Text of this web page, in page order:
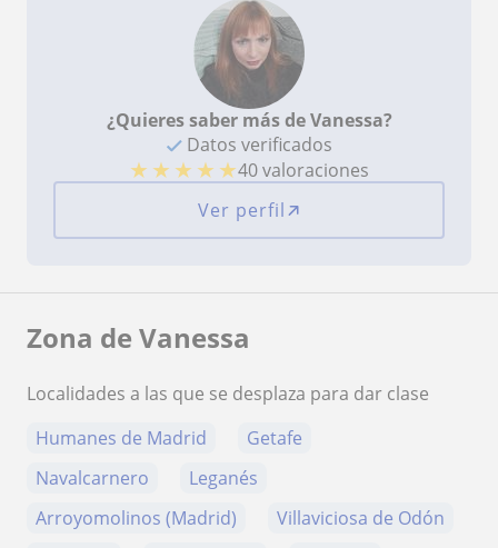
¿Quieres saber más de Vanessa?
Datos verificados
★ ★ ★ ★ ★40 valoraciones
Ver perfil
Zona de Vanessa
Localidades a las que se desplaza para dar clase
Humanes de Madrid
Getafe
Navalcarnero
Leganés
Arroyomolinos (Madrid)
Villaviciosa de Odón